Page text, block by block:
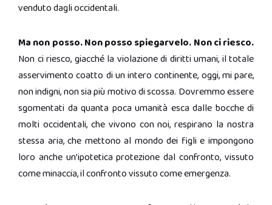
venduto dagli occidentali.
Ma non posso. Non posso spiegarvelo. Non ci riesco.
Non ci riesco, giacché la violazione di diritti umani, il totale
asservimento coatto di un intero continente, oggi, mi pare,
non indigni, non sia più motivo di scossa. Dovremmo essere
sgomentati da quanta poca umanità esca dalle bocche di
molti occidentali, che vivono con noi, respirano la nostra
stessa aria, che mettono al mondo dei figli e impongono
loro anche un’ipotetica protezione dal confronto, vissuto
come minaccia, il confronto vissuto come emergenza.